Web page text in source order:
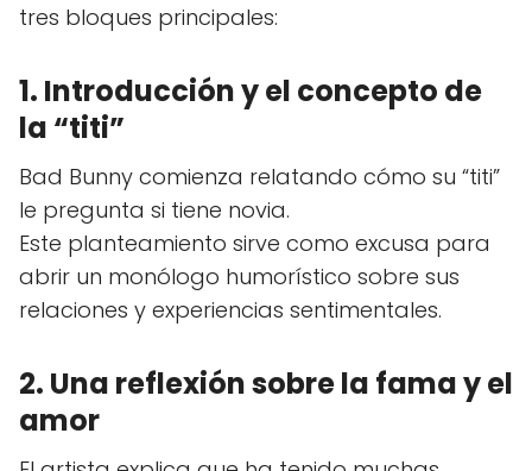
tres bloques principales:
1. Introducción y el concepto de
la “titi”
Bad Bunny comienza relatando cómo su “titi”
le pregunta si tiene novia.
Este planteamiento sirve como excusa para
abrir un monólogo humorístico sobre sus
relaciones y experiencias sentimentales.
2. Una reflexión sobre la fama y el
amor